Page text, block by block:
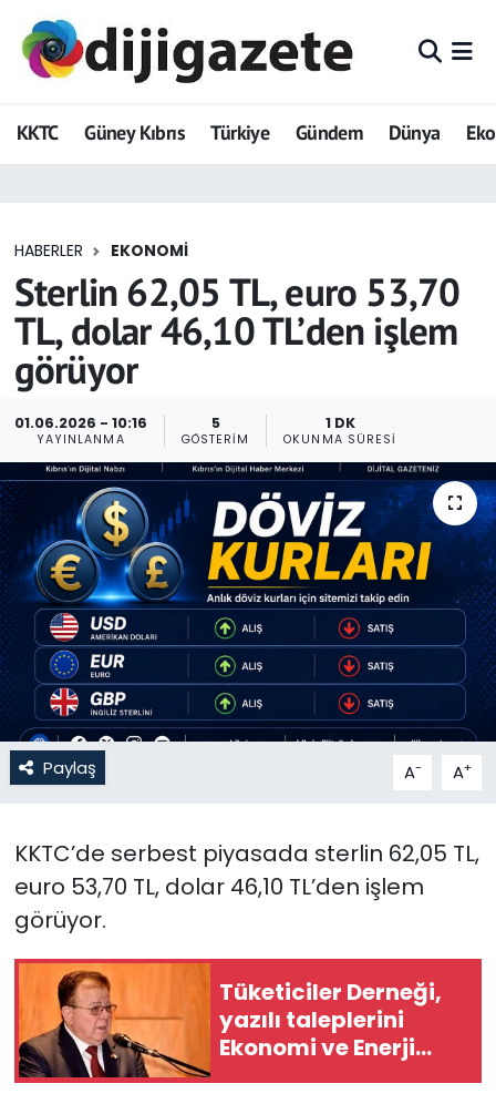
KKTC Güney Kıbrıs Türkiye Gündem Dünya
HABERLER EKONOMI
Sterlin 62,05 TL, euro 53,70
TL, dolar 46,10 TL’den işlem
görüyor
01.06.2026 - 10:16
YAYINLANMA
5
GÖSTERIM
1 DK
OKUNMA SÜRESI
Paylaş A- A+
KKTC’de serbest piyasada sterlin 62,05 TL,
euro 53,70 TL, dolar 46,10 TL’den işlem
görüyor.
Tüketiciler Derneği,
yazılı taleplerini
Ekonomi ve Enerji
Bakanlığı’na iletti
ADVERTORIAL
Dijigazete
Eğitim
Ekonomi
Foto Galeri
GEZİ
Güncel
Gündem
KKTC
KKTC YEREL SEÇİM 2018
Kültür Sanat
Magazin
Nöbetçi Eczaneler
Otomobil Dünyası
Politika
SAĞLIK
Hava Durumu
Trafik Durumu
Tüm Manşetler
Son Dakika Haberleri
Haber Arşivi